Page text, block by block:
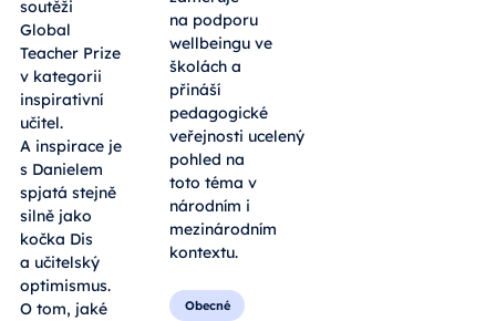
soutěži
Global
Teacher Prize
v kategorii
inspirativní
učitel.
A inspirace je
s Danielem
spjatá stejně
silně jako
kočka Dis
a učitelský
optimismus.
O tom, jaké
na podporu
wellbeingu ve
školách a
přináší
pedagogické
veřejnosti ucelený
pohled na
toto téma v
národním i
mezinárodním
kontextu.
Obecné